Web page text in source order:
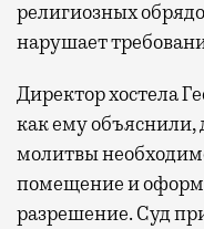
религиозных
нарушает
Директор хостела
как ему объяснили,
молитвы
помещение и
разрешение. Суд